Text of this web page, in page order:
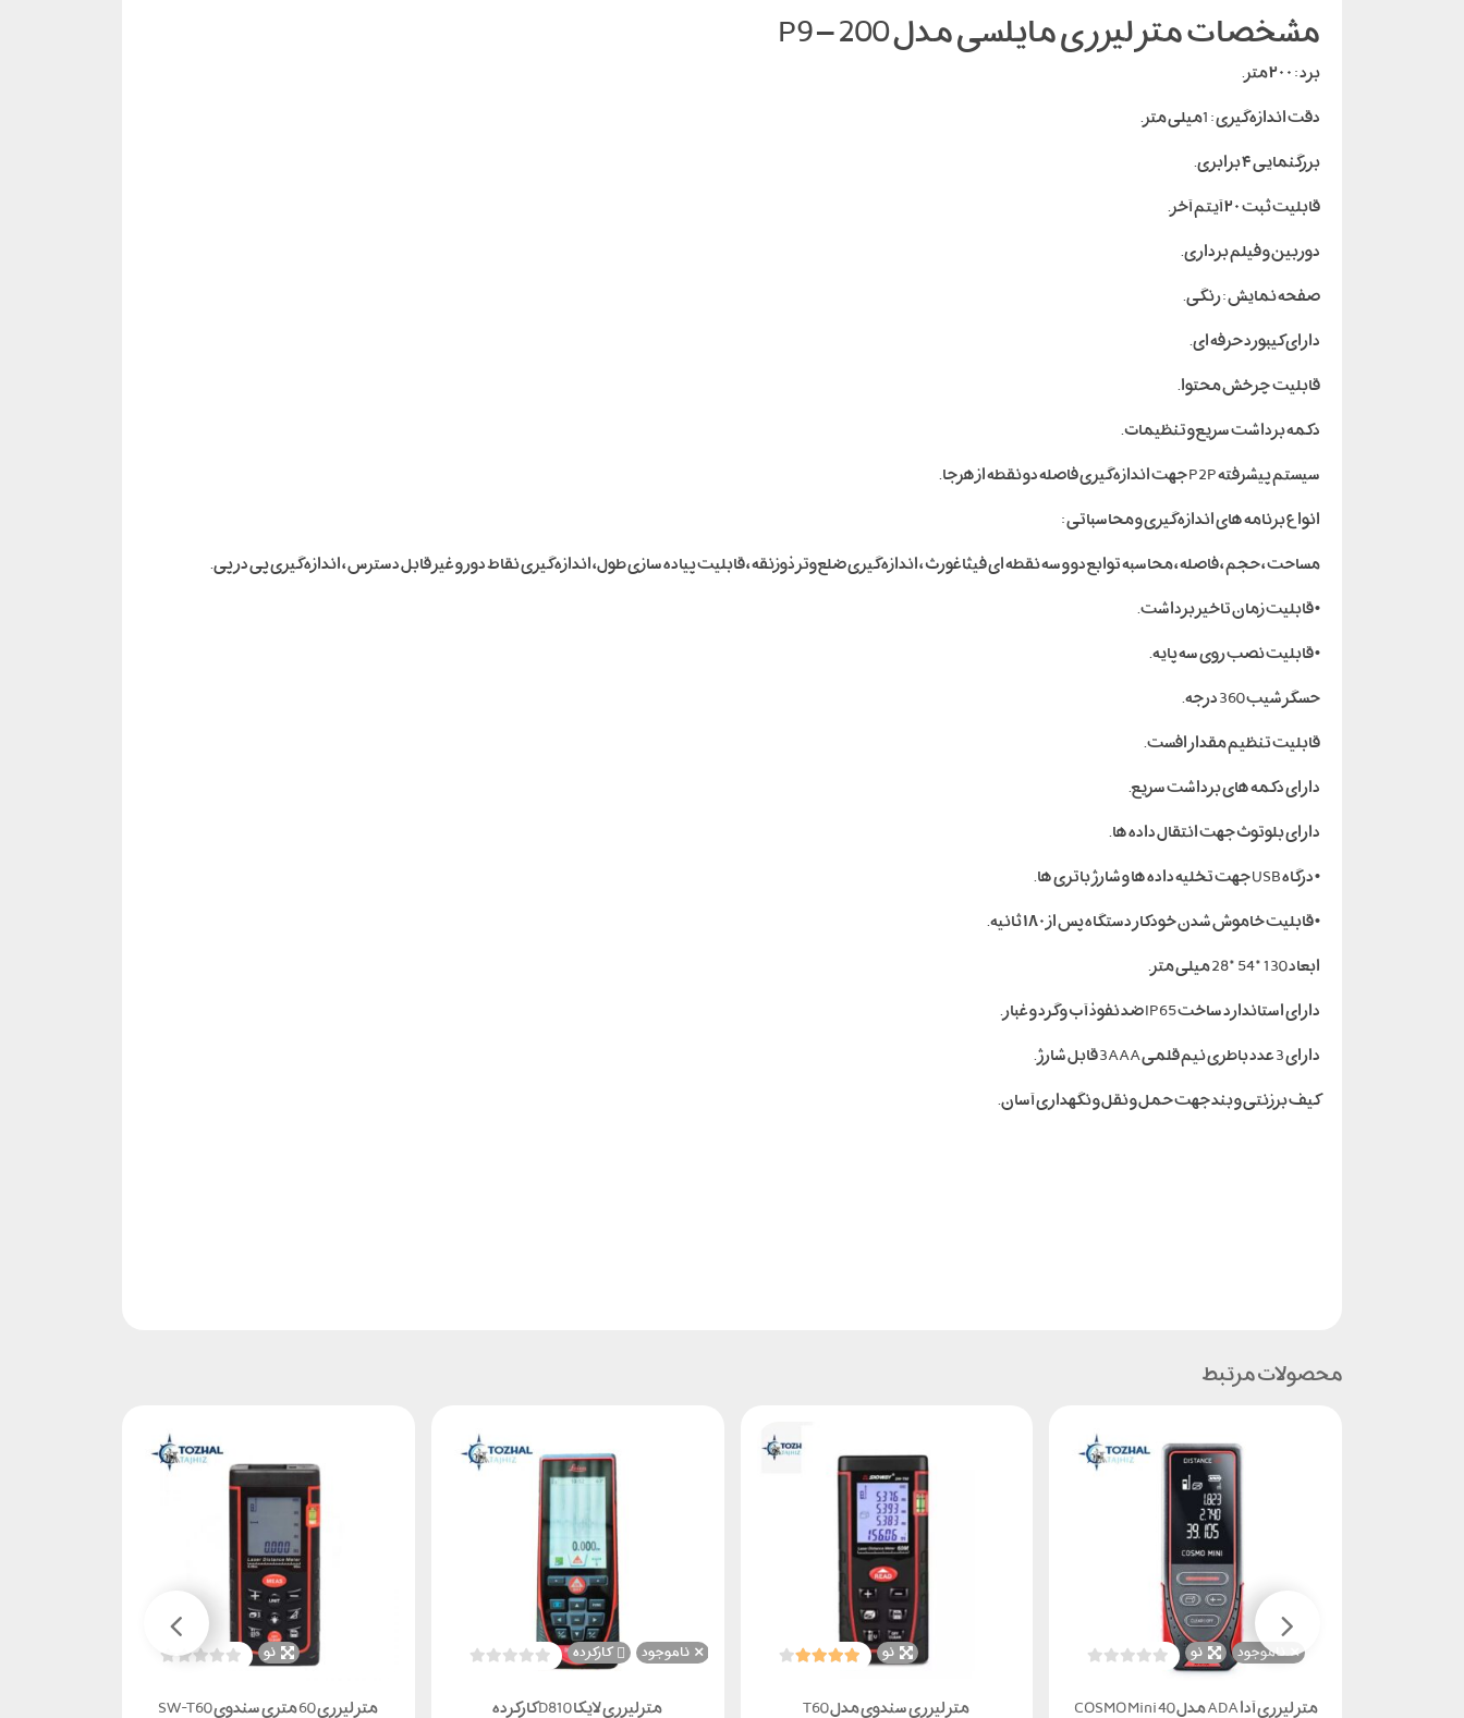
مشخصات متر لیزری مایلسی مدل P9 – 200
برد : ۲۰۰ متر.
دقت اندازه گیری : 1میلی متر.
بزرگنمایی ۴ برابری.
قابلیت ثبت ۲۰ آیتم آخر.
دوربین و فیلم برداری.
صفحه نمایش : رنگی.
دارای کیبورد حرفه ای.
قابلیت چرخش محتوا.
دکمه برداشت سریع و تنظیمات.
سیستم پیشرفته P2P جهت اندازه گیری فاصله دو نقطه از هرجا.
انواع برنامه های اندازه گیری و محاسباتی :
مساحت ، حجم ، فاصله ، محاسبه توابع دو و سه نقطه ای فیثاغورث ، اندازه گیری ضلع وتر ذوزنقه ، قابلیت پیاده سازی طول، اندازه گیری نقاط دور و غیر قابل دسترس ، اندازه گیری پی در پی.
• قابلیت زمان تاخیر برداشت.
• قابلیت نصب روی سه پایه.
حسگر شیب 360 درجه.
قابلیت تنظیم مقدار افست.
دارای دکمه های برداشت سریع.
دارای بلوتوث جهت انتقال داده ها.
• درگاه USB جهت تخلیه داده ها و شارژ باتری ها.
• قابلیت خاموش شدن خودکار دستگاه پس از ۱۸۰ ثانیه.
ابعاد 130*54*28 میلی متر.
دارای استاندارد ساخت IP65 ضد نفوذ آب و گرد و غبار.
دارای 3 عدد باطری نیم قلمی 3AAA قابل شارژ.
کیف برزنتی و بند جهت حمل و نقل و نگهداری آسان.
محصولات مرتبط
ناموجود نو
متر لیزری آدا ADA مدل COSMO Mini 40
نو
متر لیزری سندوی مدل T60
ناموجود کارکرده
مترلیزری لایکا D810 کارکرده
نو
متر لیزری 60 متری سندوی SW-T60